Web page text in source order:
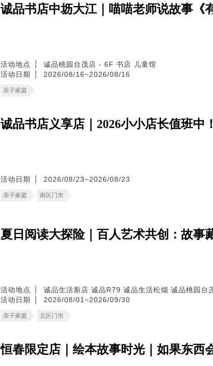
诚品书店中坜大江｜喵喵老师说故事《
活动地点
诚品桃园台茂店 - 6F 书店 儿童馆
活动日期
2026/08/16~2026/08/16
亲子家庭
诚品书店义享店｜2026小小店长值班中！
活动日期 2026/08/23~2026/08/23
亲子家庭 南区门市
夏日阅读大探险｜百人艺术共创：故事
活动地点 诚品生活新店 诚品R79 诚品生活松烟 诚品桃园台
活动日期
2026/08/01~2026/09/30
亲子家庭 北区门市
恒春限定店｜绘本故事时光｜如果东西